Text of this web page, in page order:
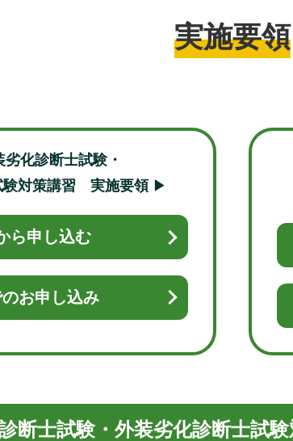
実施要領
化診断士試験・
験対策講習 実施要領 ▶
ら申し込む
お申し込み
断士試験・ 外装劣化診断士試